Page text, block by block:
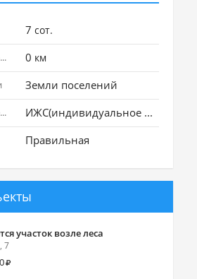
7 сот.
Расстояние до города 0 км
Земли поселений
Использование земли ИЖС(индивидуальное жилищное строительство)
Правильная
участок возле леса
7